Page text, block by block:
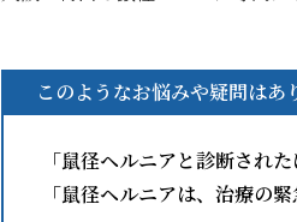
このようなお悩みや疑問はあ
「鼠径ヘルニアと診断され
「鼠径ヘルニアは、治療の